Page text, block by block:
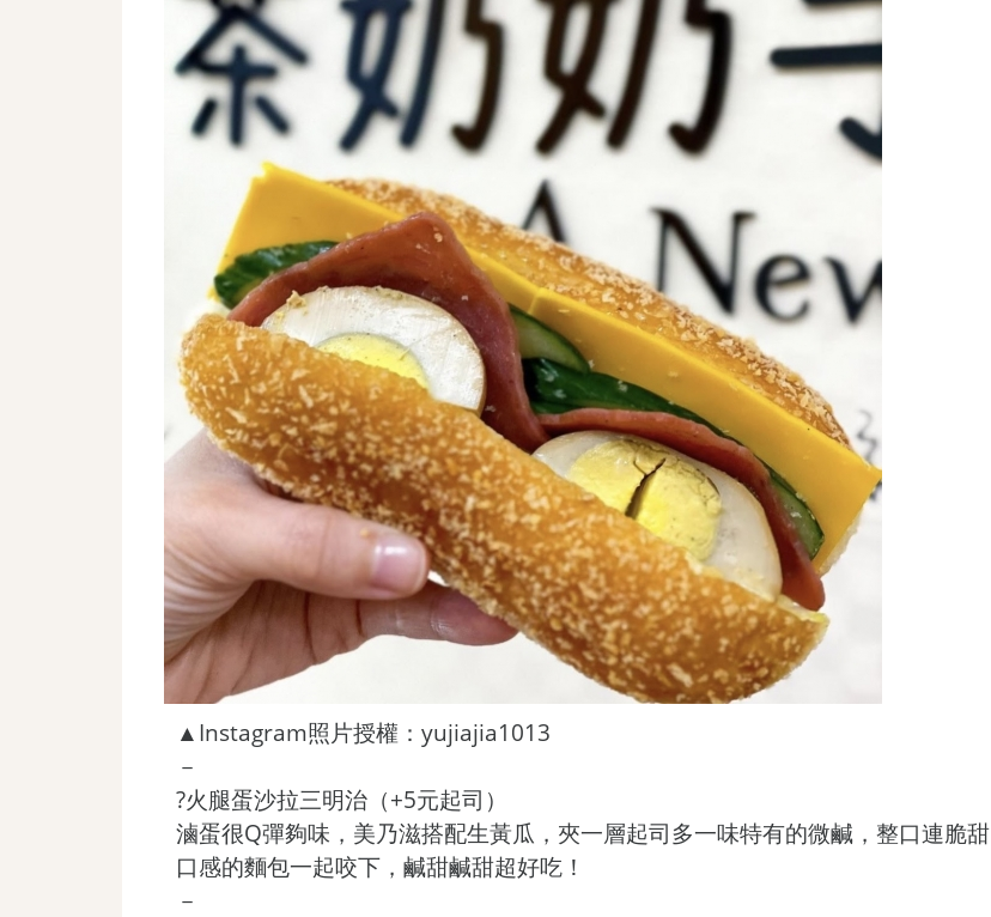
▲Instagram照片授權：yujiajia1013
－
?火腿蛋沙拉三明治（+5元起司）
滷蛋很Q彈夠味，美乃滋搭配生黃瓜，夾一層起司多一味特有的微鹹，整口連脆甜
口感的麵包一起咬下，鹹甜鹹甜超好吃！
－